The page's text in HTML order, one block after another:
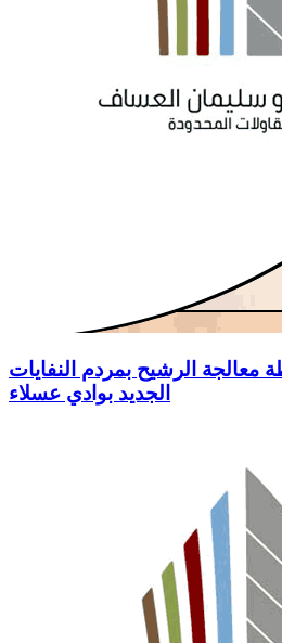
معالجة الرشيح بمردم النفايات
الجديد بوادي عسلاء